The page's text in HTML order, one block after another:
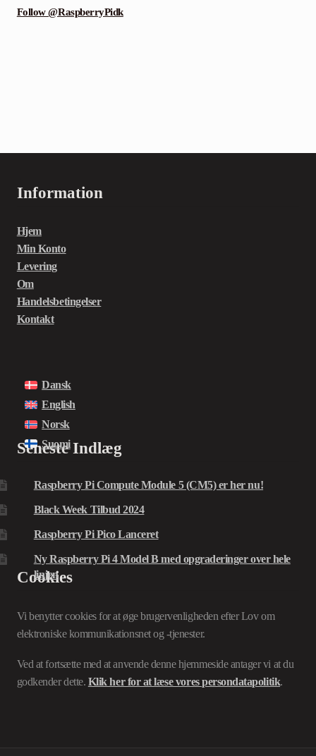
Follow @RaspberryPidk
Information
Hjem
Min Konto
Levering
Om
Handelsbetingelser
Kontakt
Dansk
English
Norsk
Suomi
Seneste Indlæg
Raspberry Pi Compute Module 5 (CM5) er her nu!
Black Week Tilbud 2024
Raspberry Pi Pico Lanceret
Ny Raspberry Pi 4 Model B med opgraderinger over hele
linjen
Cookies
Vi benytter cookies for at øge brugervenligheden efter Lov om
elektroniske kommunikationsnet og -tjenester.
Ved at fortsætte med at anvende denne hjemmeside antager vi at du
godkender dette. Klik her for at læse vores persondatapolitik.